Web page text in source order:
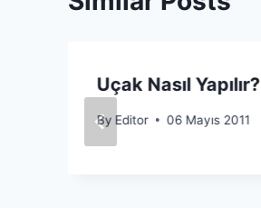
Uçak Nasıl Yapılır?
By Editor 06 Mayıs 2011